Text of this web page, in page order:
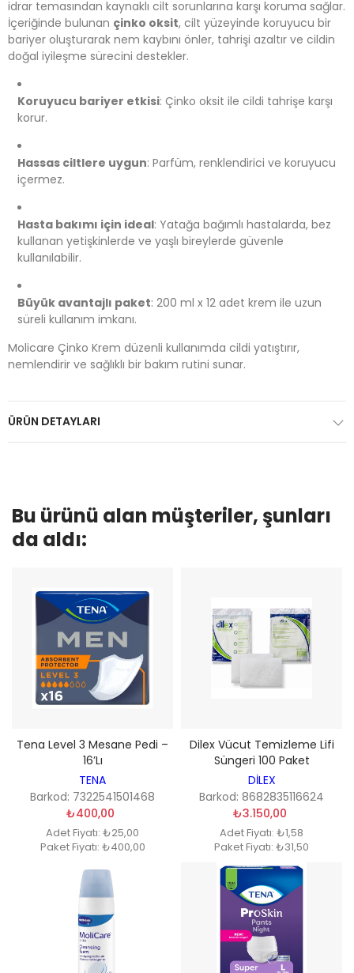
idrar temasından kaynaklı cilt sorunlarına karşı koruma sağlar.
İçeriğinde bulunan çinko oksit, cilt yüzeyinde koruyucu bir
bariyer oluşturarak nem kaybını önler, tahrişi azaltır ve cildin
doğal iyileşme sürecini destekler.
Koruyucu bariyer etkisi: Çinko oksit ile cildi tahrişe karşı
korur.
Hassas ciltlere uygun: Parfüm, renklendirici ve koruyucu
içermez.
Hasta bakımı için ideal: Yatağa bağımlı hastalarda, bez
kullanan yetişkinlerde ve yaşlı bireylerde güvenle
kullanılabilir.
Büyük avantajlı paket: 200 ml x 12 adet krem ile uzun
süreli kullanım imkanı.
Molicare Çinko Krem düzenli kullanımda cildi yatıştırır,
nemlendirir ve sağlıklı bir bakım rutini sunar.
ÜRÜN DETAYLARI
Bu ürünü alan müşteriler, şunları
da aldı:
Tena Level 3 Mesane Pedi –
16’lı
TENA
Barkod: 7322541501468
₺400,00
Adet Fiyatı: ₺25,00
Paket Fiyatı: ₺400,00
Dilex Vücut Temizleme Lifi
Süngeri 100 Paket
DİLEX
Barkod: 8682835116624
₺3.150,00
Adet Fiyatı: ₺1,58
Paket Fiyatı: ₺31,50